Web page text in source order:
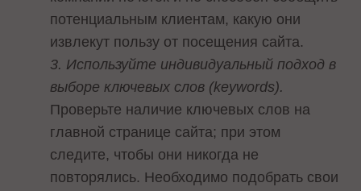
потенциальным клиентам, какую они
извлекут пользу от посещения сайта.
3. Используйте индивидуальный подход в
выборе ключевых слов (keywords).
Проверьте наличие ключевых слов на
главной странице сайта; при этом
следите, чтобы они никогда не
повторялись. Необходимо подобрать свои